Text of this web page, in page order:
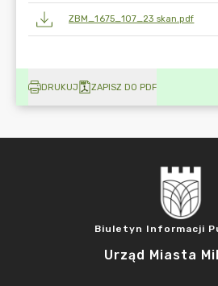
ZBM_1675_107_23 skan.pdf
DRUKUJ ZAPISZ DO PDF
Biuletyn Informacji
Urząd Miasta